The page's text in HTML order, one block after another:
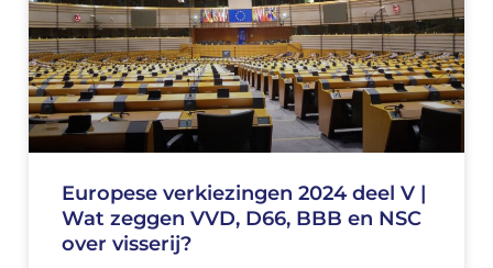
Europese verkiezingen 2024 deel V |
Wat zeggen VVD, D66, BBB en NSC
over visserij?